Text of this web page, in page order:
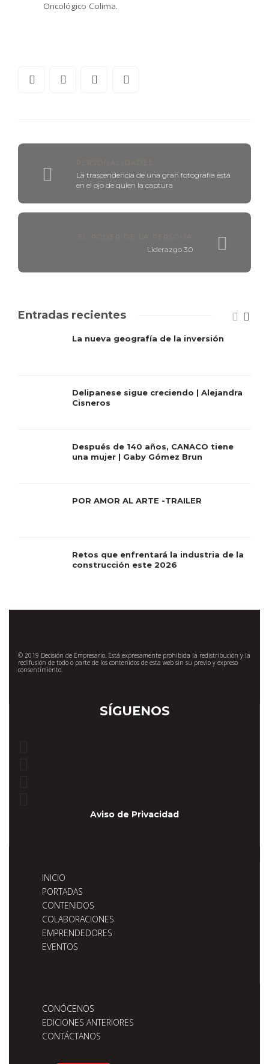
Oncológico Colima.
PERSONALIDADES
La trascendencia de una gran fotografía está
en el ojo de quien la captura
EL PODER DE LA PERSONA
Liderazgo 3.0
Entradas recientes
La nueva geografía de la inversión
Delipanese sigue creciendo | Alejandra
Cisneros
Después de 140 años, CANACO tiene
una mujer | Gaby Gómez Brun
POR AMOR AL ARTE -TRAILER
Retos que enfrentará la industria de la
construcción este 2026
© 2019 Decisión de Empresario. Está expresamente prohibida la redistribución y la
redifusión de todo o parte de los contenidos de esta web sin su previo y expreso
consentimiento.
SÍGUENOS
Aviso de Privacidad
INICIO
PORTADAS
CONTENIDOS
COLABORACIONES
EMPRENDEDORES
EVENTOS
CONÓCENOS
EDICIONES ANTERIORES
CONTÁCTANOS